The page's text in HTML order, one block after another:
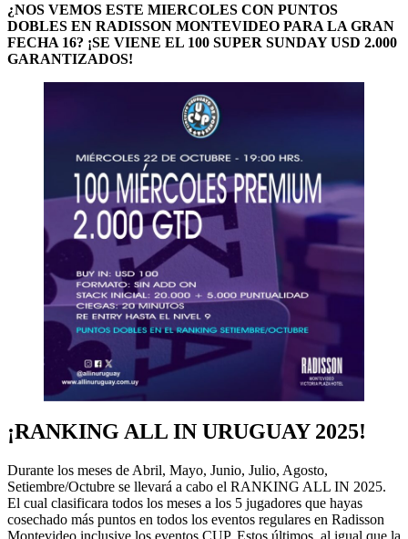
¿NOS VEMOS ESTE MIERCOLES CON PUNTOS
DOBLES EN RADISSON MONTEVIDEO PARA LA GRAN
FECHA 16? ¡SE VIENE EL 100 SUPER SUNDAY USD 2.000
GARANTIZADOS!
¡RANKING ALL IN URUGUAY 2025!
Durante los meses de Abril, Mayo, Junio, Julio, Agosto,
Setiembre/Octubre se llevará a cabo el RANKING ALL IN 2025.
El cual clasificara todos los meses a los 5 jugadores que hayas
cosechado más puntos en todos los eventos regulares en Radisson